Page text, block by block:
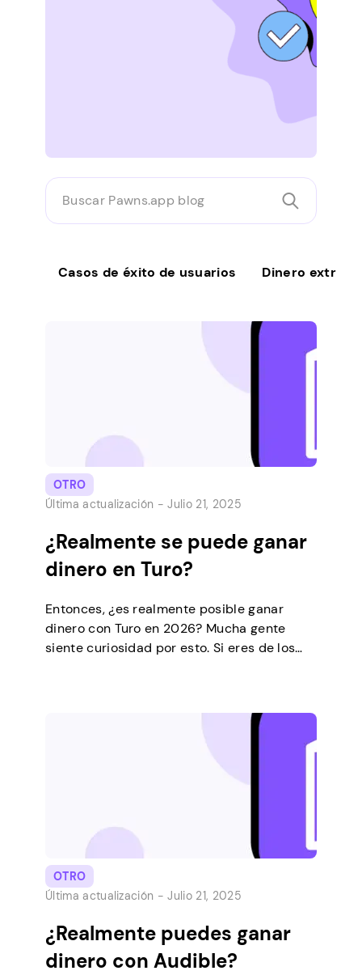
Buscar
Pawns.app
blog
Casos de éxito de usuarios Dinero extra
OTRO
Última actualización -Julio 21, 2025
¿Realmente se puede ganar
dinero en Turo?
Entonces, ¿es realmente posible ganar
dinero con Turo en 2026? Mucha gente
siente curiosidad por esto. Si eres de los
lugar donde puedas compartir tu vehículo
con otras personas sin muchas molestias y,
OTRO
Última actualización -Julio 21, 2025
¿Realmente puedes ganar
dinero con Audible?